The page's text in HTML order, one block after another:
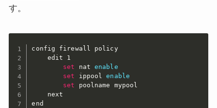
す。
config firewall policy
    edit 1
set
nat enable
set
ippool enable
set
poolname mypool
    next
end